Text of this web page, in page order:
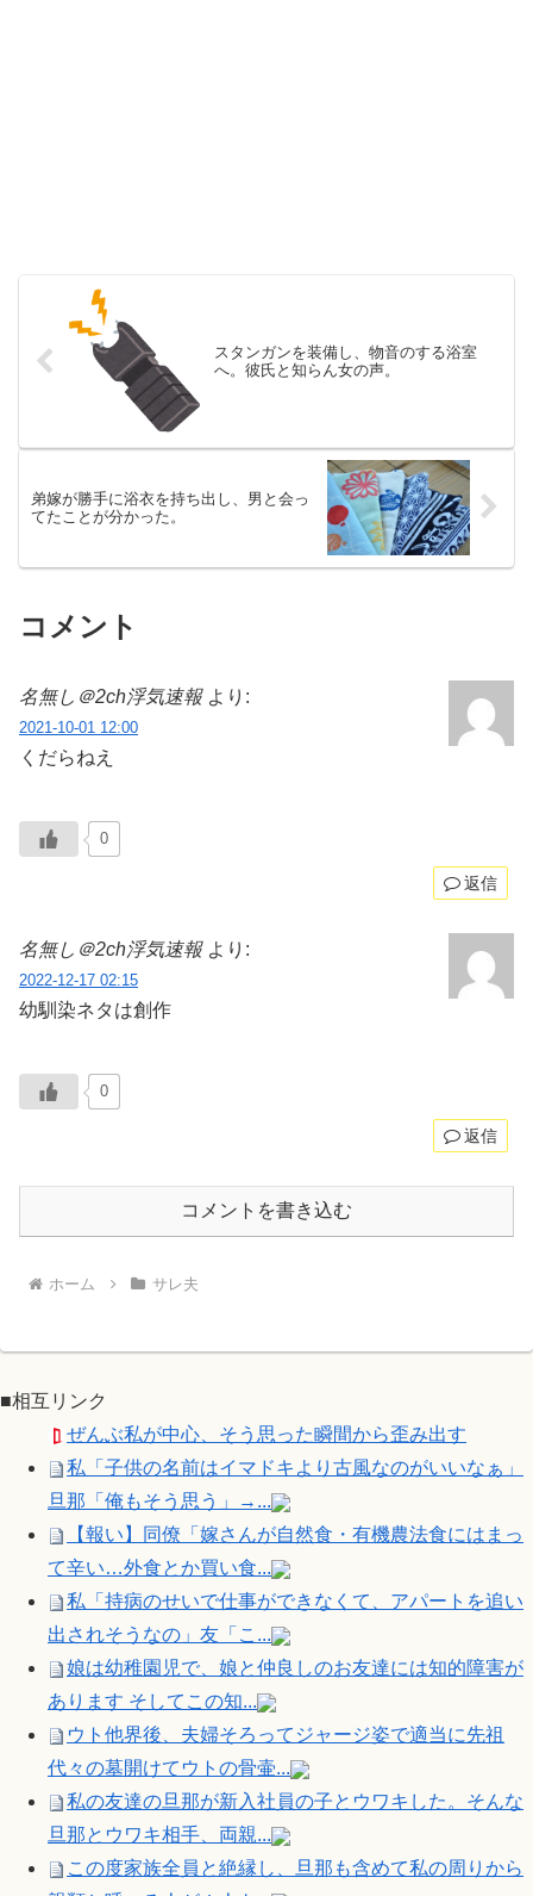
スタンガンを装備し、物音のする浴室
へ。彼氏と知らん女の声。
弟嫁が勝手に浴衣を持ち出し、男と会っ
てたことが分かった。
コメント
名無し＠2ch浮気速報 より:
2021-10-01 12:00
くだらねえ
0
返信
名無し＠2ch浮気速報 より:
2022-12-17 02:15
幼馴染ネタは創作
0
返信
コメントを書き込む
ホーム サレ夫
■相互リンク
ぜんぶ私が中心、そう思った瞬間から歪み出す
私「子供の名前はイマドキより古風なのがいいなぁ」
旦那「俺もそう思う」→...
【報い】同僚「嫁さんが自然食・有機農法食にはまっ
て辛い…外食とか買い食...
私「持病のせいで仕事ができなくて、アパートを追い
出されそうなの」友「こ...
娘は幼稚園児で、娘と仲良しのお友達には知的障害が
あります そしてこの知...
ウト他界後、夫婦そろってジャージ姿で適当に先祖
代々の墓開けてウトの骨壷...
私の友達の旦那が新入社員の子とウワキした。そんな
旦那とウワキ相手、両親...
この度家族全員と絶縁し、旦那も含めて私の周りから